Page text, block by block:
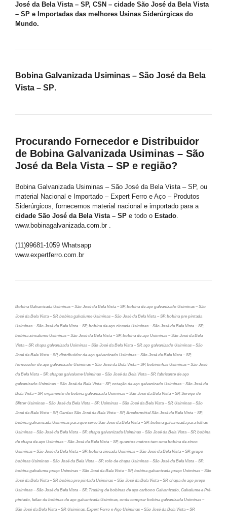
José da Bela Vista – SP, CSN – cidade São José da Bela Vista
– SP e Importadas das melhores Usinas Siderúrgicas do
Mundo.
Bobina Galvanizada Usiminas – São José da Bela
Vista – SP.
Procurando Fornecedor e Distribuidor
de Bobina Galvanizada Usiminas – São
José da Bela Vista – SP e região?
Bobina Galvanizada Usiminas – São José da Bela Vista – SP, ou
material Nacional e Importado – Expert Ferro e Aço – Produtos
Siderúrgicos, fornecemos material nacional e importado para a
cidade São José da Bela Vista – SP e todo o Estado.
www.bobinagalvanizada.com.br .
(11)99681-1059 Whatsapp
www.expertferro.com.br
Bobina Galvanizada Usiminas – São José da Bela Vista – SP, bobina de aço galvanizado Usiminas – São
José da Bela Vista – SP, bobina galvalume Usiminas – São José da Bela Vista – SP, bobina pre pintada
Usiminas – São José da Bela Vista – SP, bobina de aço zincada Usiminas – São José da Bela Vista – SP,
bobina zincalume Usiminas – São José da Bela Vista – SP, bobina de aço Usiminas – São José da Bela
Vista – SP, chapa galvanizada Usiminas – São José da Bela Vista – SP, aço galvanizado Usiminas – São
José da Bela Vista – SP, distribuidor de aço galvanizado Usiminas – São José da Bela Vista – SP,
fornecedor de aço galvanizado Usiminas – São José da Bela Vista – SP, bobininhas Usiminas – São José
da Bela Vista – SP, chapas galvalume Usiminas – São José da Bela Vista – SP, fabricante de aço
galvanizado Usiminas – São José da Bela Vista – SP, cotação de aço galvanizado Usiminas – São José da
Bela Vista – SP, orçamento de bobina galvanizada Usiminas – São José da Bela Vista – SP, Serviço de
Slitter Usiminas – São José da Bela Vista – SP, Usiminas – São José da Bela Vista – SP, Usiminas – São
José da Bela Vista – SP, Gerdau São José da Bela Vista – SP, Arcelormittal São José da Bela Vista – SP,
bobina galvanizada Usiminas para que serve São José da Bela Vista – SP, bobina galvanizada para telhas
Usiminas – São José da Bela Vista – SP, chapa galvanizada Usiminas – São José da Bela Vista – SP, bobina
de chapa de aço Usiminas – São José da Bela Vista – SP, quantos metros tem uma bobina de zinco
Usiminas – São José da Bela Vista – SP, bobina zincada Usiminas – São José da Bela Vista – SP, grupo
bobinas Usiminas – São José da Bela Vista – SP, rolo de chapa Usiminas – São José da Bela Vista – SP,
bobina galvalume preço Usiminas – São José da Bela Vista – SP, bobina galvanizada preço Usiminas – São
José da Bela Vista – SP, bobina pre pintada Usiminas – São José da Bela Vista – SP, chapa de aço preço
Usiminas – São José da Bela Vista – SP, Trading de bobinas de aço carbono Galvanizado, Galvalume e Pré-
pintado, leilao de bobinas de aço galvanizada Usiminas, onde comprar bobina galvanizada Usiminas –
São José da Bela Vista – SP, Usiminas, Expert Ferro e Aço Usiminas – São José da Bela Vista – SP.